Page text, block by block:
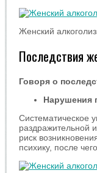
Женский
Последствия
Говоря о
Нарушения
Систематическое
раздражительной
риск
психику, после